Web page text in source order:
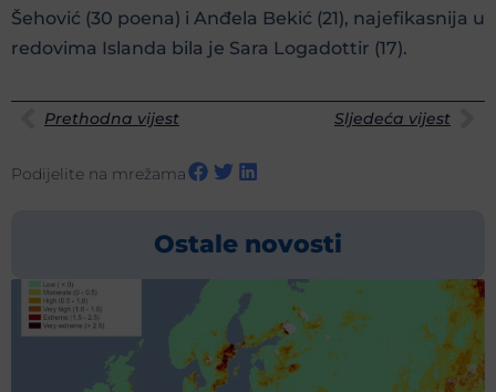
Šehović (30 poena) i Anđela Bekić (21), najefikasnija u
redovima Islanda bila je Sara Logadottir (17).
Prethodna vijest Sljedeća vijest
Podijelite na mrežama
Ostale novosti